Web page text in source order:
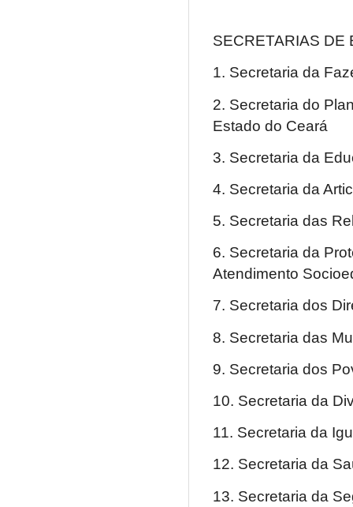
SECRETARIAS DE
1. Secretaria da
2. Secretaria do
Estado do Ceará
3. Secretaria da
4. Secretaria da
5. Secretaria das
6. Secretaria da
Atendimento
7. Secretaria dos
8. Secretaria das
9. Secretaria dos
10. Secretaria da
11. Secretaria da
12. Secretaria da
13. Secretaria da